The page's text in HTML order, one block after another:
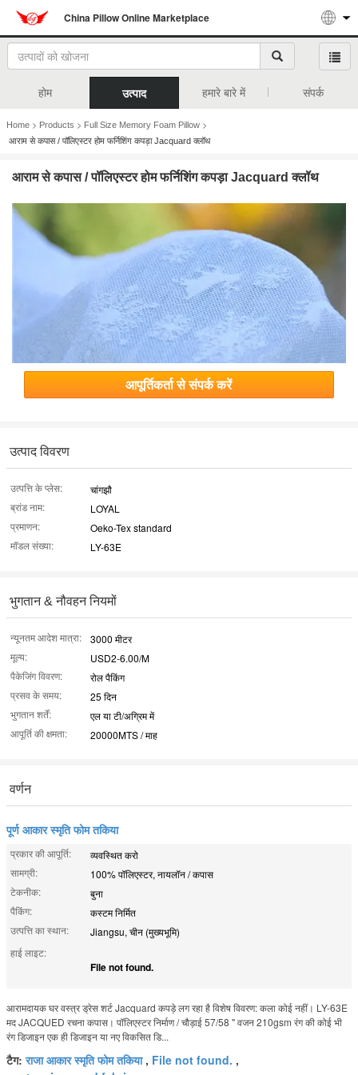
China Pillow Online Marketplace
होम उत्पाद हमारे बारे में संपर्क
Home > Products > Full Size Memory Foam Pillow >
आराम से कपास / पॉलिएस्टर होम फर्निशिंग कपड़ा Jacquard क्लॉथ
आराम से कपास / पॉलिएस्टर होम फर्निशिंग कपड़ा Jacquard क्लॉथ
आपूर्तिकर्ता से संपर्क करें
उत्पाद विवरण
उत्पत्ति के प्लेस:
चांगझौ
ब्रांड नाम:
LOYAL
प्रमाणन:
Oeko-Tex standard
मॉडल संख्या:
LY-63E
भुगतान & नौवहन नियमों
न्यूनतम आदेश मात्रा:
3000 मीटर
मूल्य:
USD2-6.00/M
पैकेजिंग विवरण:
रोल पैकिंग
प्रसव के समय:
25 दिन
भुगतान शर्तें:
एल या टी/अग्रिम में
आपूर्ति की क्षमता:
20000MTS / माह
वर्णन
पूर्ण आकार स्मृति फोम तकिया
प्रकार की आपूर्ति:
व्यवस्थित करो
सामग्री:
100% पॉलिएस्टर, नायलॉन / कपास
टेकनीक:
बुना
पैकिंग:
कस्टम निर्मित
उत्पत्ति का स्थान:
Jiangsu, चीन (मुख्यभूमि)
हाई लाइट:
File not found.
आरामदायक घर वस्त्र ड्रेस शर्ट Jacquard कपड़े लग रहा है विशेष विवरण: कला कोई नहीं। LY-63E
मद JACQUED रचना कपास। पॉलिएस्टर निर्माण / चौड़ाई 57/58 " वजन 210gsm रंग की कोई भी
रंग डिजाइन एक ही डिजाइन या नए विकसित डि...
टैग:राजा आकार स्मृति फोम तकिया, File not found. ,